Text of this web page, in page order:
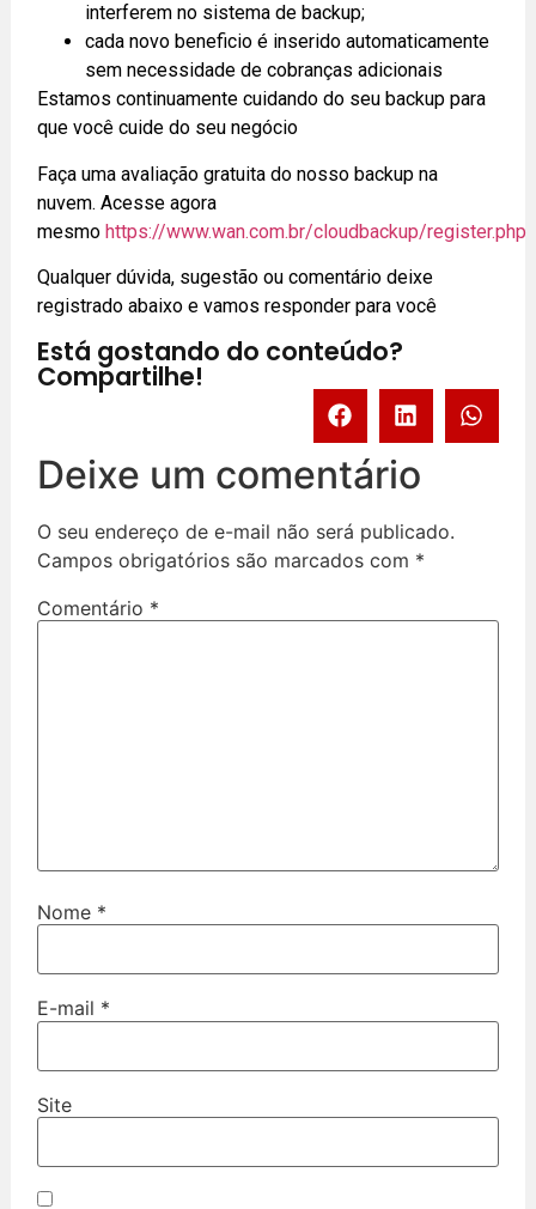
interferem no sistema de backup;
cada novo beneficio é inserido automaticamente
sem necessidade de cobranças adicionais
Estamos continuamente cuidando do seu backup para
que você cuide do seu negócio
Faça uma avaliação gratuita do nosso backup na
nuvem. Acesse agora
mesmohttps://www.wan.com.br/cloudbackup/register.php
Qualquer dúvida, sugestão ou comentário deixe
registrado abaixo e vamos responder para você
Está gostando do conteúdo?
Compartilhe!
Deixe um comentário
O seu endereço de e-mail não será publicado.
Campos obrigatórios são marcados com *
Comentário *
Nome *
E-mail *
Site